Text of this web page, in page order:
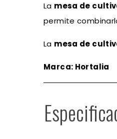
La mesa de
permite
La mesa de
Marca: Hortalia